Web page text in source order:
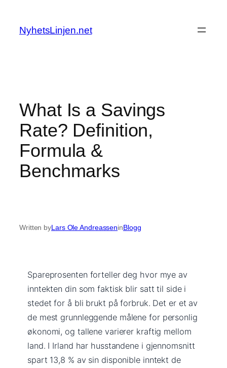
content
NyhetsLinjen.net
What Is a Savings
Rate? Definition,
Formula &
Benchmarks
Written byLars Ole AndreasseninBlogg
Spareprosenten forteller deg hvor mye av
inntekten din som faktisk blir satt til side i
stedet for å bli brukt på forbruk. Det er et av
de mest grunnleggende målene for personlig
økonomi, og tallene varierer kraftig mellom
land. I Irland har husstandene i gjennomsnitt
spart 13,8 % av sin disponible inntekt de